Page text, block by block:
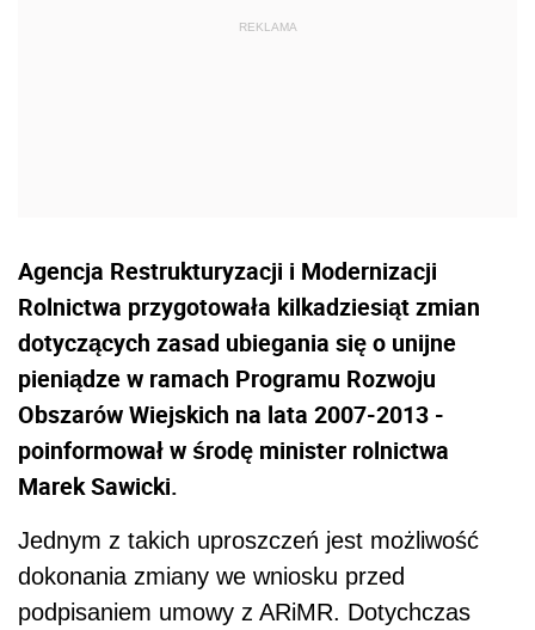
Agencja Restrukturyzacji i Modernizacji
Rolnictwa przygotowała kilkadziesiąt zmian
dotyczących zasad ubiegania się o unijne
pieniądze w ramach Programu Rozwoju
Obszarów Wiejskich na lata 2007-2013 -
poinformował w środę minister rolnictwa
Marek Sawicki.
Jednym z takich uproszczeń jest możliwość
dokonania zmiany we wniosku przed
podpisaniem umowy z ARiMR. Dotychczas